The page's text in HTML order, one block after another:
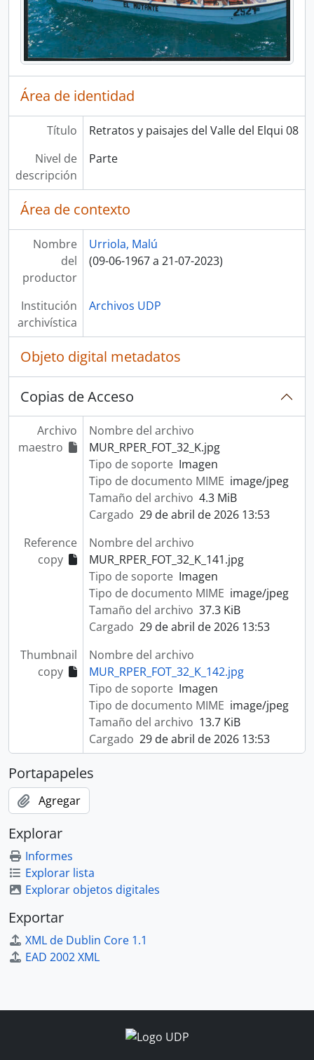
Área de identidad
Título
Retratos y paisajes del Valle del Elqui 08
Nivel de
descripción
Parte
Área de contexto
Nombre
del
productor
Urriola, Malú
(09-06-1967 a 21-07-2023)
Institución
archivística
Archivos UDP
Objeto digital metadatos
Copias de Acceso
Archivo
maestro
Nombre del archivo
MUR_RPER_FOT_32_K.jpg
Tipo de soporte Imagen
Tipo de documento MIME image/jpeg
Tamaño del archivo 4.3 MiB
Cargado 29 de abril de 2026 13:53
Reference
copy
Nombre del archivo
MUR_RPER_FOT_32_K_141.jpg
Tipo de soporte Imagen
Tipo de documento MIME image/jpeg
Tamaño del archivo 37.3 KiB
Cargado 29 de abril de 2026 13:53
Thumbnail
copy
Nombre del archivo
MUR_RPER_FOT_32_K_142.jpg
Tipo de soporte Imagen
Tipo de documento MIME image/jpeg
Tamaño del archivo 13.7 KiB
Cargado 29 de abril de 2026 13:53
Portapapeles
Agregar
Explorar
Informes
Explorar lista
Explorar objetos digitales
Exportar
XML de Dublin Core 1.1
EAD 2002 XML